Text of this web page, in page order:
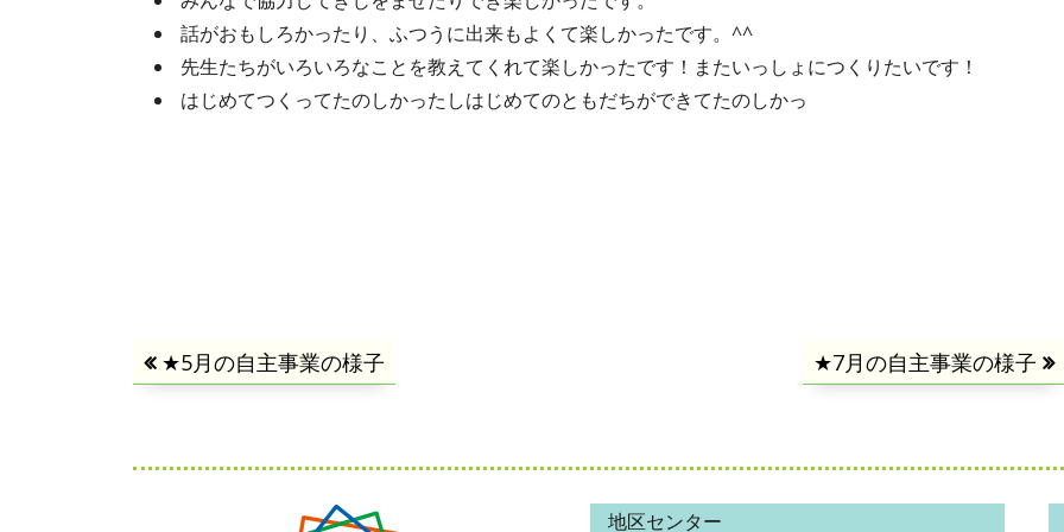
話がおもしろかったり、ふつうに出来もよくて楽しかったです。^^
先生たちがいろいろなことを教えてくれて楽しかったです！またいっしょにつくりたいです！
はじめてつくってたのしかったしはじめてのともだちができてたのしかっ
投
ナ
前
事:
★5月の自主事業の様子
次
事:
★7月の自主事業の様子
地区センター